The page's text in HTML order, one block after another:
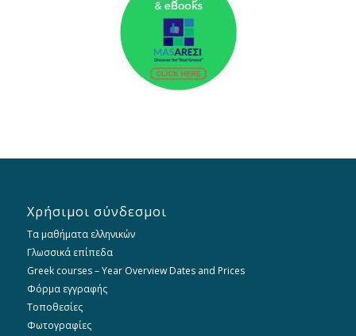
Χρήσιμοι σύνδεσμοι
Τα μαθήματα ελληνικών
Γλωσσικά επίπεδα
Greek courses – Year Overview Dates and Prices
Φόρμα εγγραφής
Τοποθεσίες
Φωτογραφίες